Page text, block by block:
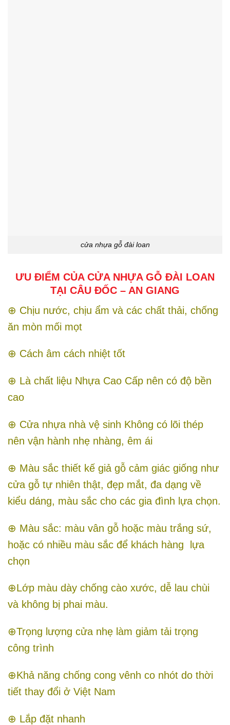
cửa nhựa gỗ đài loan
ƯU ĐIỂM CỦA CỬA NHỰA GỖ ĐÀI LOAN
TẠI CÂU ĐỐC – AN GIANG
⊕ Chịu nước, chịu ẩm và các chất thải, chống
ăn mòn mối mọt
⊕ Cách âm cách nhiệt tốt
⊕ Là chất liệu Nhựa Cao Cấp nên có độ bền
cao
⊕ Cửa nhựa nhà vệ sinh Không có lõi thép
nên vận hành nhẹ nhàng, êm ái
⊕ Màu sắc thiết kế giả gỗ cảm giác giống như
cửa gỗ tự nhiên thật, đẹp mắt, đa dạng về
kiểu dáng, màu sắc cho các gia đình lựa chọn.
⊕ Màu sắc: màu vân gỗ hoặc màu trắng sứ,
hoặc có nhiều màu sắc để khách hàng lựa
chọn
⊕Lớp màu dày chống cào xước, dễ lau chùi
và không bị phai màu.
⊕Trọng lượng cửa nhẹ làm giảm tải trọng
công trình
⊕Khả năng chống cong vênh co nhót do thời
tiết thay đổi ở Việt Nam
⊕ Lắp đặt nhanh